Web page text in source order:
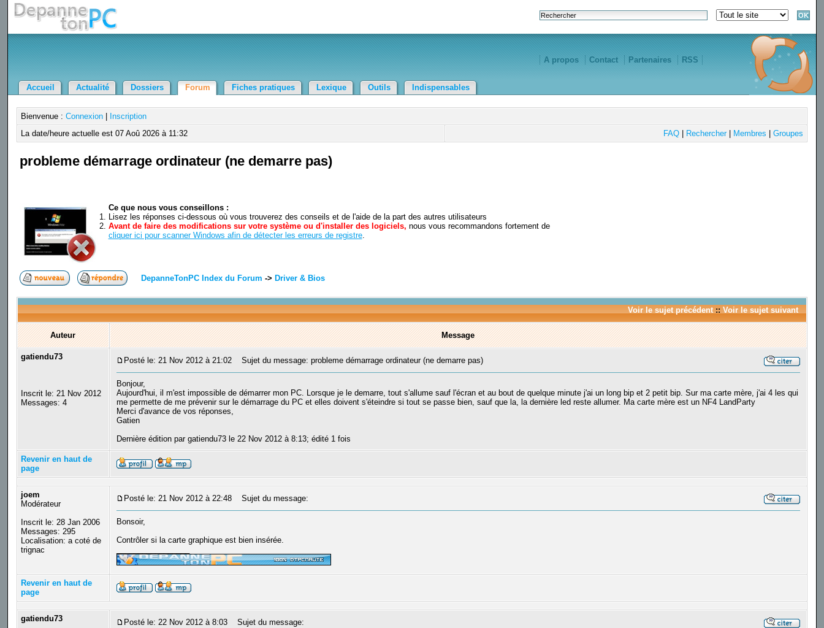
A propos Contact Partenaires RSS
Accueil Actualité Dossiers Forum Fiches pratiques Lexique Outils Indispensables
Bienvenue : Connexion|
Inscription
La date/heure actuelle est 07 Aoû 2026 à 11:32
FAQ| Rechercher| Membres Groupes
probleme démarrage ordinateur (ne demarre pas)
Ce que nous vous conseillons :
Lisez les réponses ci-dessous où vous trouverez des conseils et de l'aide de la part des autres utilisateurs
Avant de faire des modifications sur votre système ou d'installer des logiciels, nous vous recommandons fortement de
cliquer ici pour scanner Windows afin de détecter les erreurs de registre.
DepanneTonPC Index du Forum -> Driver & Bios
Voir le sujet précédent:: Voir le sujet suivant
Auteur Message
gatiendu73
Inscrit le: 21 Nov 2012
Messages: 4
Posté le: 21 Nov 2012 à 21:02 Sujet du message: probleme démarrage ordinateur (ne demarre pas)
Bonjour,
Aujourd'hui, il m'est impossible de démarrer mon PC. Lorsque je le demarre, tout s'allume sauf l'écran et au bout de quelque minute j'ai un long bip et 2 petit bip. Sur ma carte mère, j'ai 4 les qui
me permette de me prévenir sur le démarrage du PC et elles doivent s'éteindre si tout se passe bien, sauf que la, la dernière led reste allumer. Ma carte mère est un NF4 LandParty
Merci d'avance de vos réponses,
Gatien
Dernière édition par gatiendu73 le 22 Nov 2012 à 8:13; édité 1 fois
Revenir en haut de
page
joem
Modérateur
Inscrit le: 28 Jan 2006
Messages: 295
Localisation: a coté de
trignac
Posté le: 21 Nov 2012 à 22:48 Sujet du message:
Bonsoir,
Contrôler si la carte graphique est bien insérée.
Revenir en haut de
page
gatiendu73 Posté le: 22 Nov 2012 à 8:03 Sujet du message: